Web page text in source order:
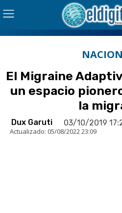
El Migraine
un espacio
la
Dux Garuti 03/10/2019
Actualizado: 05/08/2022 23:09